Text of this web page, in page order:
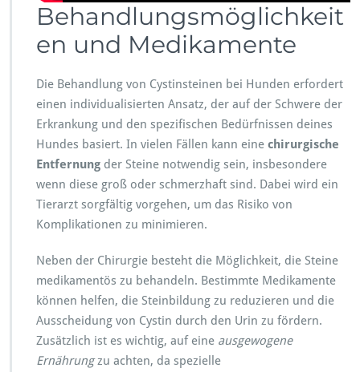
Behandlungsmöglichkeit
en und Medikamente
Die Behandlung von Cystinsteinen bei Hunden erfordert
einen individualisierten Ansatz, der auf der Schwere der
Erkrankung und den spezifischen Bedürfnissen deines
Hundes basiert. In vielen Fällen kann eine chirurgische
Entfernung der Steine notwendig sein, insbesondere
wenn diese groß oder schmerzhaft sind. Dabei wird ein
Tierarzt sorgfältig vorgehen, um das Risiko von
Komplikationen zu minimieren.
Neben der Chirurgie besteht die Möglichkeit, die Steine
medikamentös zu behandeln. Bestimmte Medikamente
können helfen, die Steinbildung zu reduzieren und die
Ausscheidung von Cystin durch den Urin zu fördern.
Zusätzlich ist es wichtig, auf eine ausgewogene
Ernährungzu achten, da spezielle